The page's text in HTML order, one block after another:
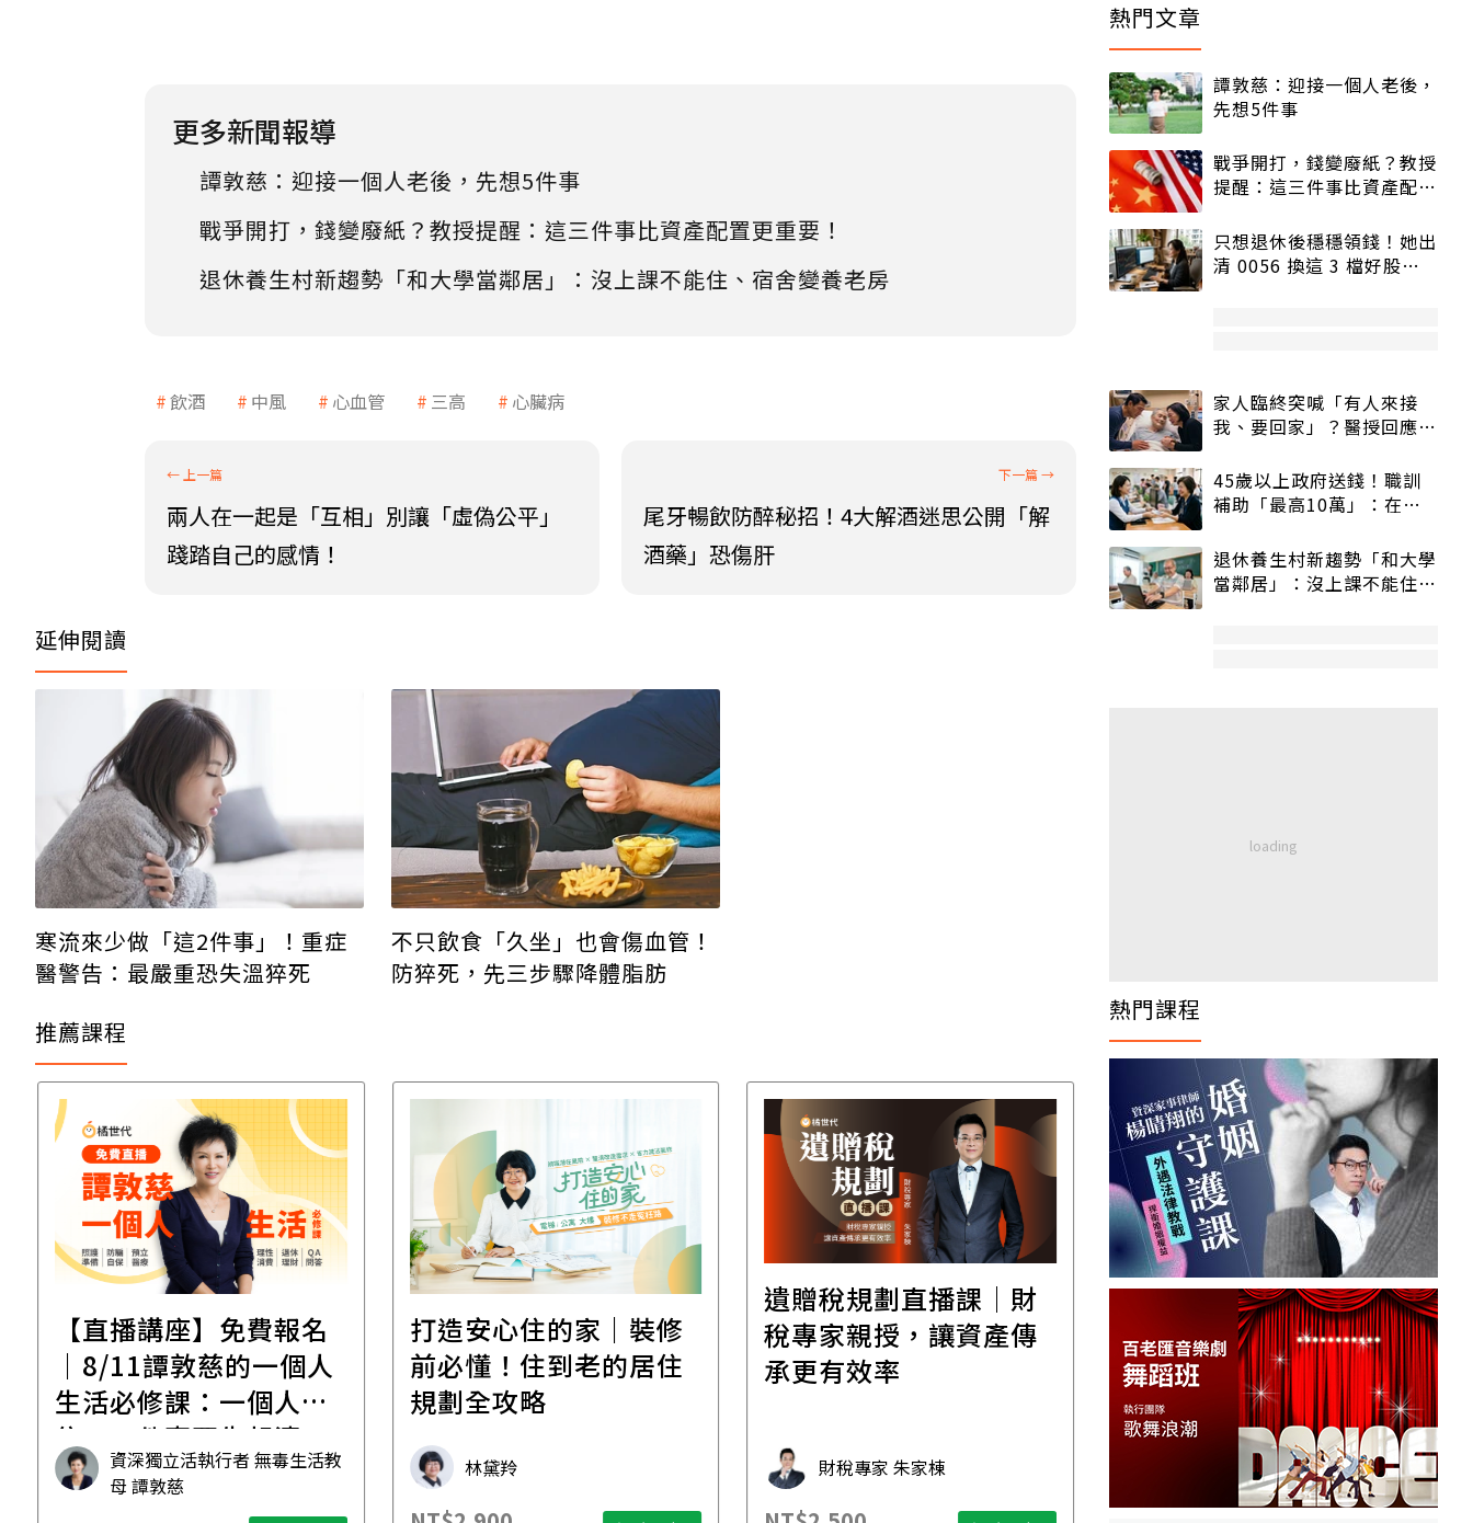
更多新聞報導
譚敦慈：迎接一個人老後，先想5件事
戰爭開打，錢變廢紙？教授提醒：這三件事比資產配置更重要！
退休養生村新趨勢「和大學當鄰居」：沒上課不能住、宿舍變養老房
飲酒 中風 心血管 三高 心臟病
兩人在一起是「互相」別讓「虛偽公平」
踐踏自己的感情！
尾牙暢飲防醉秘招！4大解酒迷思公開「解
酒藥」恐傷肝
延伸閱讀
寒流來少做「這2件事」！重症
醫警告：最嚴重恐失溫猝死
不只飲食「久坐」也會傷血管！
防猝死，先三步驟降體脂肪
推薦課程
百老匯踢踏舞｜穿越經
典，踏出爵士黃金年代
學魚老師 Michelle
高雄首場，重磅登場！
2026高雄場 - 蘇家宏的
全方位財富傳承｜實體
工作坊
承大師 蘇家宏律師
2026職安新法 職場主管
升級課：管理不踩雷，
陳業鑫
【直播講座】免費報名
｜8/11譚敦慈的一個人
生活必修課：一個人
住，五件事要先想清
資深獨立活執行者 無毒生活教
母 譚敦慈
熱門文章
譚敦慈：迎接一個人老後，
先想5件事
戰爭開打，錢變廢紙？教授
提醒：這三件事比資產配置
只想退休後穩穩領錢！她出
清 0056 換這 3 檔好股：
家人臨終突喊「有人來接
我、要回家」？醫授回應方
45歲以上政府送錢！職訓
補助「最高10萬」：在
退休養生村新趨勢「和大學
當鄰居」：沒上課不能住、
熱門課程